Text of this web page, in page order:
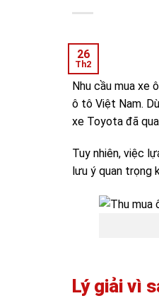
26
Th2
Nhu cầu mua xe
ô tô Việt Nam.
xe Toyota đã
Tuy nhiên, việc
lưu ý quan trọng
Lý giải vì